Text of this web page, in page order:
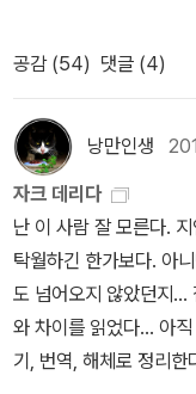
로스가 연구한 남아메
을을 중심으로 서정성이
장까지는 루소가 무대
의 기원, 음악의 기원과
횡무진하며 논하는 장
소 사상의 대표적 석학
여, 루소 텍스트와 그의
것이다. 특히 3장에서
수 있는 18세기이다. 특
모니를 중시한 루소가
보편성을 주장한 라모와
도 기쁨이나 슬픔이 뭔
만 기쁨과 슬픔 사이에
하고 무력하게 만들었다
타리 『천 개의 고원』
소장하고 있다면, 그는
다. 그런 반성과 함께 더
으로 교환 완료. 계속
『문체 연습』(2020, 문
설이라고 해야 하나. 소
죠. 아무튼 재밌어요. 때
다면 그것은 마땅히 '차
: 의미와 무의미의 경계
<데리다 & 들뢰즈 : 의
통된 주제인 '차이'로부
다. 두 철학자 모두 '차
는 보다 '기호 - 대상' 이
는 '전체 - 부분'이라는
는 이들 사상에 차이가 있다. 데리다는 우리의 가장
체계인 '언어'가 이러한
지금까지 왜곡된 서구
표상주의를 정면으로 거
공감 (54) 댓글 (4)
낭만인생
자크 데리다
난 이 사람 잘 모른다.
탁월하긴 한가보다. 아
도 넘어오지 않았던지... 집에 환대에 대하여 가 있고, 예전에 글쓰기
와 차이를 읽었다... 아
기, 번역, 해체로 정리한